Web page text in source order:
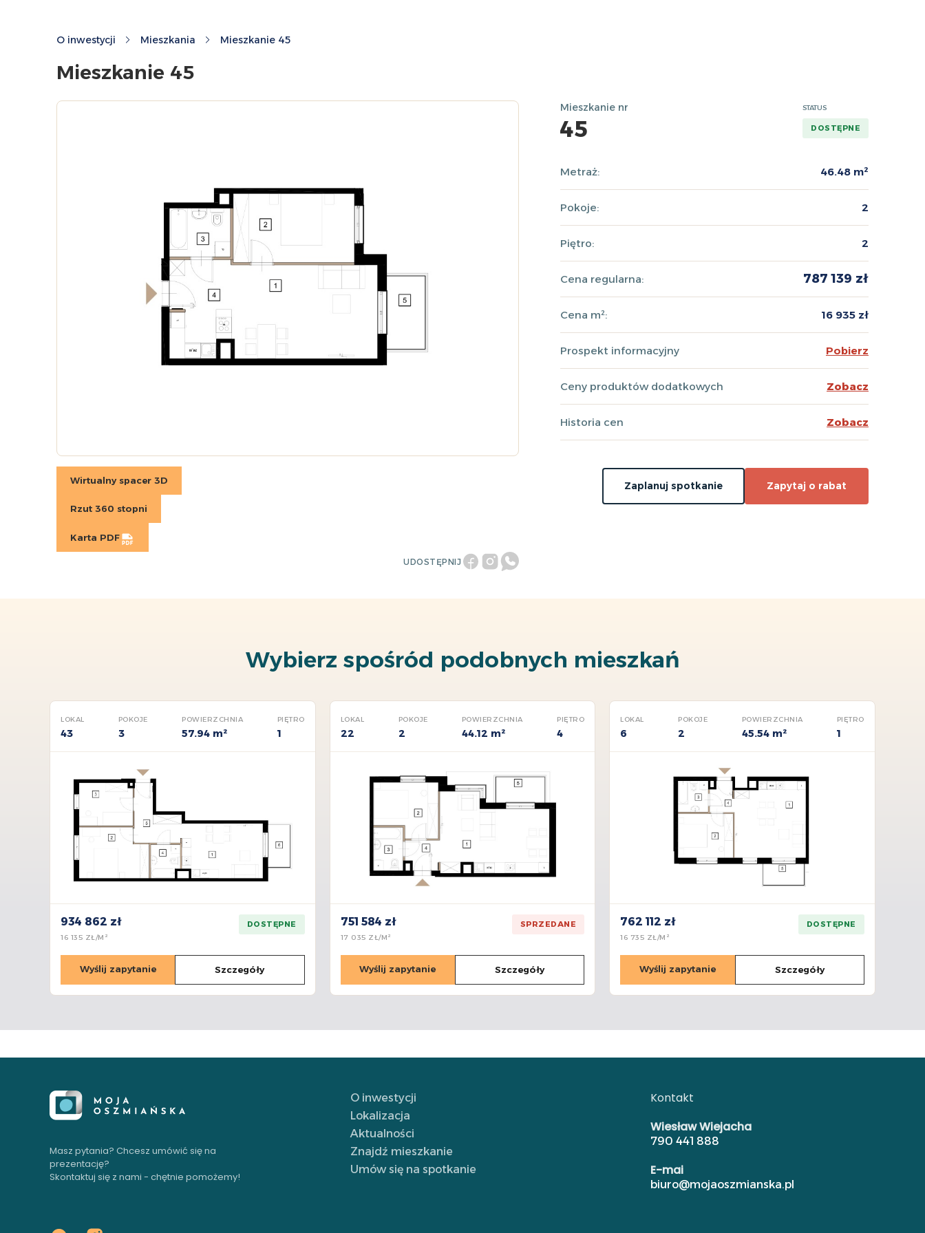
O inwestycji Mieszkania Mieszkanie 45
Mieszkanie 45
Wirtualny spacer 3D
Rzut 360 stopni
Karta PDF
UDOSTĘPNIJ
Mieszkanie nr
45
STATUS
DOSTĘPNE
Metraż: 46.48 m²
Pokoje: 2
Piętro: 2
Cena regularna: 787 139 zł
Cena m²: 16 935 zł
Prospekt informacyjny Pobierz
Ceny produktów dodatkowych Zobacz
Historia cen Zobacz
Zaplanuj spotkanie Zapytaj o rabat
Wybierz spośród podobnych mieszkań
LOKAL
43
POKOJE
3
POWIERZCHNIA
57.94 m²
PIĘTRO
1
934 862 zł
16 135 ZŁ/M²
DOSTĘPNE
Wyślij zapytanie Szczegóły
LOKAL
22
POKOJE
2
POWIERZCHNIA
44.12 m²
PIĘTRO
4
751 584 zł
17 035 ZŁ/M²
SPRZEDANE
Wyślij zapytanie Szczegóły
LOKAL
6
POKOJE
2
POWIERZCHNIA
45.54 m²
PIĘTRO
1
762 112 zł
16 735 ZŁ/M²
DOSTĘPNE
Wyślij zapytanie Szczegóły
Masz pytania? Chcesz umówić się na
prezentację?
Skontaktuj się z nami - chętnie pomożemy!
O inwestycji
Lokalizacja
Aktualności
Znajdź mieszkanie
Umów się na spotkanie
Kontakt
Wiesław Wiejacha
790 441 888
E-mai
biuro@mojaoszmianska.pl